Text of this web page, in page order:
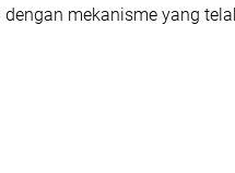
mekanisme yang